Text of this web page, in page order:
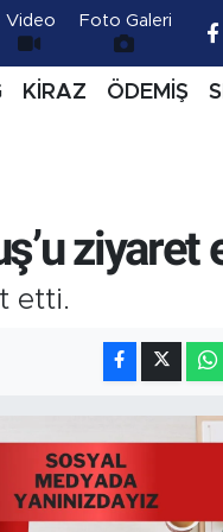
Video Foto Galeri
KİRAZ ÖDEMİŞ
ziyaret
etti.